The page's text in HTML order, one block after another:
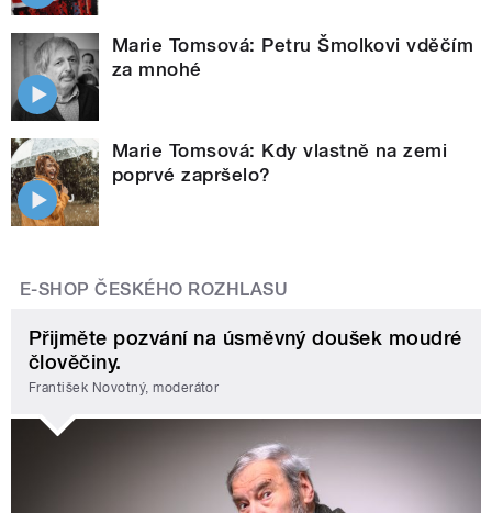
Marie Tomsová: Petru Šmolkovi vděčím
za mnohé
Marie Tomsová: Kdy vlastně na zemi
poprvé zapršelo?
E-SHOP ČESKÉHO ROZHLASU
Přijměte pozvání na úsměvný doušek moudré
člověčiny.
František Novotný, moderátor